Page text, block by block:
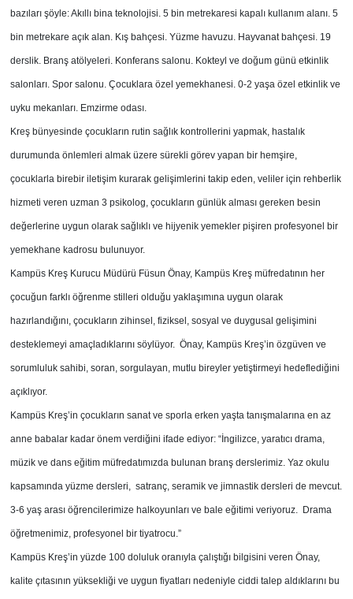
bazıları şöyle: Akıllı bina teknolojisi. 5 bin metrekaresi kapalı kullanım alanı. 5
bin metrekare açık alan. Kış bahçesi. Yüzme havuzu. Hayvanat bahçesi. 19
derslik. Branş atölyeleri. Konferans salonu. Kokteyl ve doğum günü etkinlik
salonları. Spor salonu. Çocuklara özel yemekhanesi. 0-2 yaşa özel etkinlik ve
uyku mekanları. Emzirme odası.
Kreş bünyesinde çocukların rutin sağlık kontrollerini yapmak, hastalık
durumunda önlemleri almak üzere sürekli görev yapan bir hemşire,
çocuklarla birebir iletişim kurarak gelişimlerini takip eden, veliler için rehberlik
hizmeti veren uzman 3 psikolog, çocukların günlük alması gereken besin
değerlerine uygun olarak sağlıklı ve hijyenik yemekler pişiren profesyonel bir
yemekhane kadrosu bulunuyor.
Kampüs Kreş Kurucu Müdürü Füsun Önay, Kampüs Kreş müfredatının her
çocuğun farklı öğrenme stilleri olduğu yaklaşımına uygun olarak
hazırlandığını, çocukların zihinsel, fiziksel, sosyal ve duygusal gelişimini
desteklemeyi amaçladıklarını söylüyor. Önay, Kampüs Kreş’in özgüven ve
sorumluluk sahibi, soran, sorgulayan, mutlu bireyler yetiştirmeyi hedeflediğini
açıklıyor.
Kampüs Kreş’in çocukların sanat ve sporla erken yaşta tanışmalarına en az
anne babalar kadar önem verdiğini ifade ediyor: “İngilizce, yaratıcı drama,
müzik ve dans eğitim müfredatımızda bulunan branş derslerimiz. Yaz okulu
kapsamında yüzme dersleri, satranç, seramik ve jimnastik dersleri de mevcut.
3-6 yaş arası öğrencilerimize halkoyunları ve bale eğitimi veriyoruz. Drama
öğretmenimiz, profesyonel bir tiyatrocu.”
Kampüs Kreş’in yüzde 100 doluluk oranıyla çalıştığı bilgisini veren Önay,
kalite çıtasının yüksekliği ve uygun fiyatları nedeniyle ciddi talep aldıklarını bu